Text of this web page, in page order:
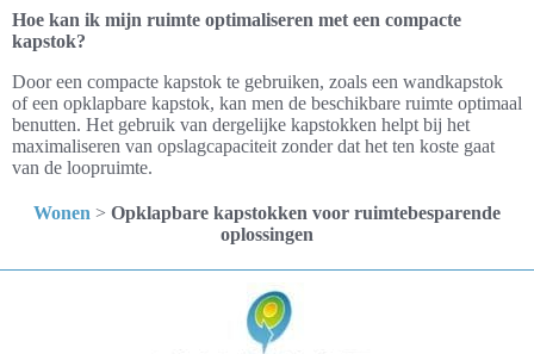
Hoe kan ik mijn ruimte optimaliseren met een compacte
kapstok?
Door een compacte kapstok te gebruiken, zoals een wandkapstok
of een opklapbare kapstok, kan men de beschikbare ruimte optimaal
benutten. Het gebruik van dergelijke kapstokken helpt bij het
maximaliseren van opslagcapaciteit zonder dat het ten koste gaat
van de loopruimte.
Wonen > Opklapbare kapstokken voor ruimtebesparende
oplossingen